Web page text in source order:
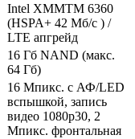
Intel XMMTM 6360
(HSPA+ 42 Мб/с ) /
LTE апгрейд
16 Гб NAND (макс.
64 Гб)
16 Мпикс. с АФ/LED
вспышкой, запись
видео 1080p30, 2
Мпикс. фронтальная